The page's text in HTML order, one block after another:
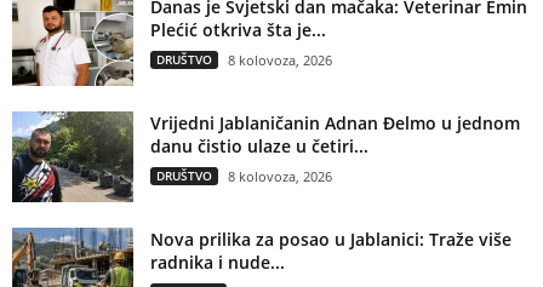
Danas je Svjetski dan mačaka: Veterinar Emin
Plećić otkriva šta je...
DRUŠTVO 8 kolovoza, 2026
Vrijedni Jablaničanin Adnan Đelmo u jednom
danu čistio ulaze u četiri...
DRUŠTVO 8 kolovoza, 2026
Nova prilika za posao u Jablanici: Traže više
radnika i nude...